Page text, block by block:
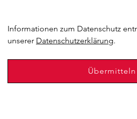
Informationen zum Datenschutz
unserer Datenschutzerklärung.
Übermitteln